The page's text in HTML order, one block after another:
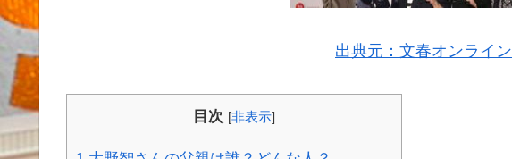
出典元：文春オンライン
目次 [非表示]